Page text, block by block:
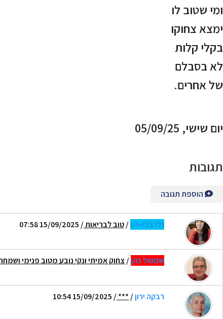
ומי שטוב לו
ימצא צחוקו
בקלי קלות
לא בסבלם
של אחרים.
יום שישי, 05/09/25
תגובות
הוספת תגובה
גלי צבי-ויס/טוב לבריאות/ 15/09/2025 07:58
שמואל כהן/צחוק אמיתי ונקי נובע מטוב פנימי
רבקה ירון/
***
/ 15/09/2025 10:54